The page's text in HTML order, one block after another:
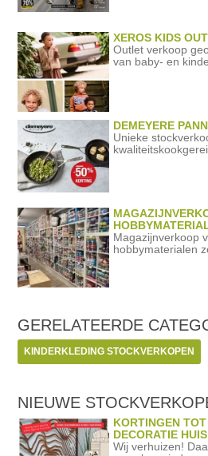
XEROS KIDS
Outlet verkoop
van baby- en
DEMEYERE
Unieke
Magazijnverkoop
hobbymaterialen
GERELATEERDE
KINDERKLEDING STOCKVERKOPEN
NIEUWE
KORTINGEN
DECORATIE
Wij verhuizen!